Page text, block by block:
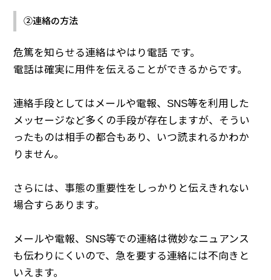
②連絡の方法
危篤を知らせる連絡はやはり電話 です。
電話は確実に用件を伝えることができるからです。
連絡手段としてはメールや電報、SNS等を利用した
メッセージなど多くの手段が存在しますが、そうい
ったものは相手の都合もあり、いつ読まれるかわか
りません。
さらには、事態の重要性をしっかりと伝えきれない
場合すらあります。
メールや電報、SNS等での連絡は微妙なニュアンス
も伝わりにくいので、急を要する連絡には不向きと
いえます。